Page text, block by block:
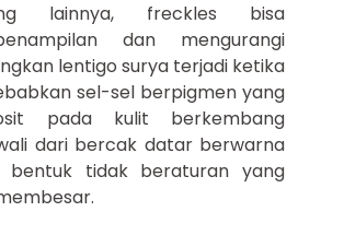
lainnya, freckles bisa
dan mengurangi
lentigo surya terjadi ketika
sel-sel berpigmen yang
pada kulit berkembang
dari bercak datar berwarna
bentuk tidak beraturan yang